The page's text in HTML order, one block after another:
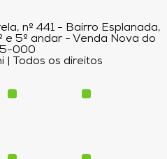
nº 441 - Bairro Esplanada,
e 5º andar - Venda Nova do
000
Todos os direitos